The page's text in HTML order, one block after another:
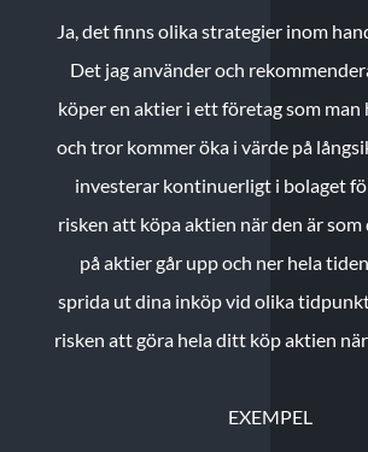
Ja, det finns olika strategier inom
Det jag använder och
köper en aktier i ett företag som man
och tror kommer öka i värde på
investerar kontinuerligt i bolaget
risken att köpa aktien när den är
på aktier går upp och ner hela
sprida ut dina inköp vid olika
risken att göra hela ditt köp aktien
EXEMPEL